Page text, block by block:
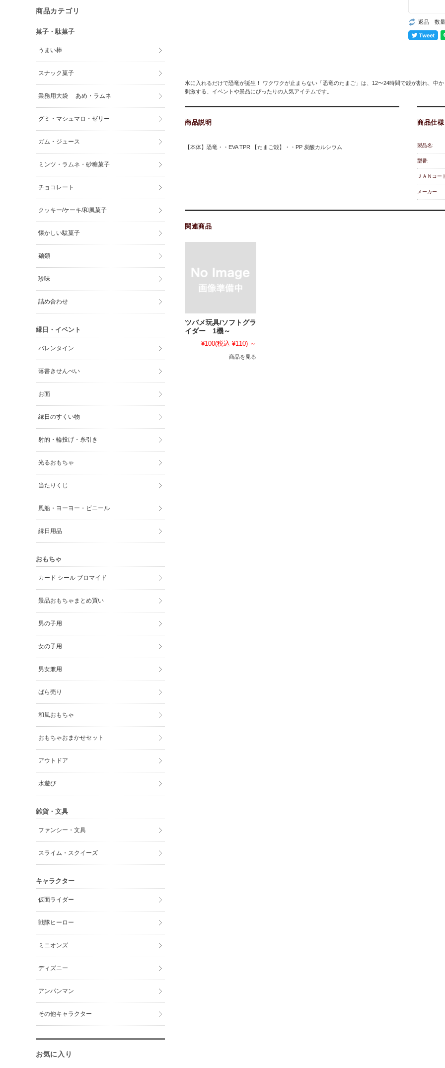
返品 数量
水に入れるだけで恐竜が誕生！ ワクワクが止まらない「恐竜のたまご」は、12〜24時間で殻が割れ、中
刺激する、イベントや景品にぴったりの人気アイテムです。
商品説明
【本体】恐竜・・EVA TPR 【たまご殻】・・PP 炭酸カルシウム
商品仕様
製品名:
型番:
ＪＡＮコー
メーカー:
関連商品
ツバメ玩具/ソフトグラ
イダー 1機～
¥100(税込 ¥110) ～
商品を見る
商品カテゴリ
菓子・駄菓子
うまい棒
スナック菓子
業務用大袋 あめ・ラムネ
グミ・マシュマロ・ゼリー
ガム・ジュース
ミンツ・ラムネ・砂糖菓子
チョコレート
クッキー/ケーキ/和風菓子
懐かしい駄菓子
麺類
珍味
詰め合わせ
縁日・イベント
バレンタイン
落書きせんべい
お面
縁日のすくい物
射的・輪投げ・糸引き
光るおもちゃ
当たりくじ
風船・ヨーヨー・ビニール
縁日用品
おもちゃ
カード シール ブロマイド
景品おもちゃまとめ買い
男の子用
女の子用
男女兼用
ばら売り
和風おもちゃ
おもちゃおまかせセット
アウトドア
水遊び
雑貨・文具
ファンシー・文具
スライム・スクイーズ
キャラクター
仮面ライダー
戦隊ヒーロー
ミニオンズ
ディズニー
アンパンマン
その他キャラクター
お気に入り